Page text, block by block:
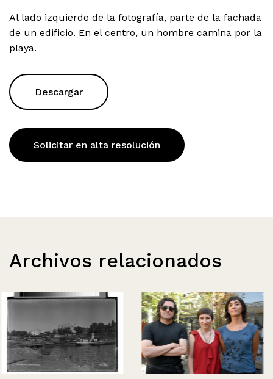
Al lado izquierdo de la fotografía, parte de la fachada
de un edificio. En el centro, un hombre camina por la
playa.
Descargar
Solicitar en alta resolución
Archivos relacionados